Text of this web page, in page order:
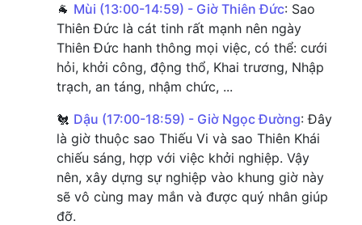
🐐 Mùi (13:00-14:59) - Giờ Thiên Đức: Sao
Thiên Đức là cát tinh rất mạnh nên ngày
Thiên Đức hanh thông mọi việc, có thể: cưới
hỏi, khởi công, động thổ, Khai trương, Nhập
trạch, an táng, nhậm chức, ...
🐔 Dậu (17:00-18:59) - Giờ Ngọc Đường: Đây
là giờ thuộc sao Thiếu Vi và sao Thiên Khái
chiếu sáng, hợp với việc khởi nghiệp. Vậy
nên, xây dựng sự nghiệp vào khung giờ này
sẽ vô cùng may mắn và được quý nhân giúp
đỡ.